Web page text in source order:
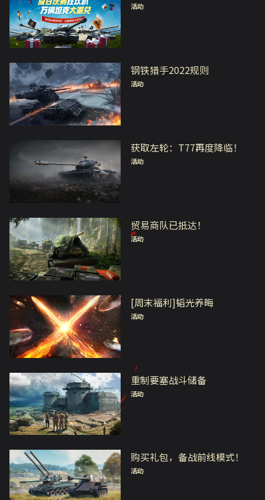
活动
钢铁猎手2022规则
活动
获取左轮：T77再度降临！
活动
贸易商队已抵达！
活动
[周末福利]韬光养晦
活动
重制要塞战斗储备
活动
购买礼包，备战前线模式！
活动